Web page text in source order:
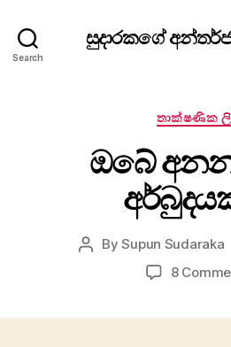
Search
සුදාරකගේ
තාක්ෂණික
ඔබේ
PostBySupun Sudaraka
8